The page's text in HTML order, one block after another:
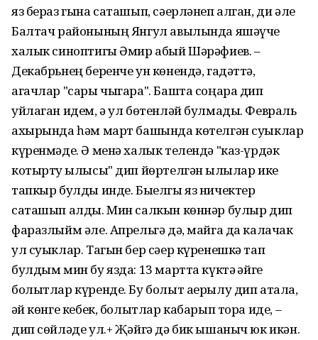
яз бераз гына саташып, сәерләнеп алган, ди әле
Балтач районының Янгул авылында яшәүче
халык синоптигы Әмир абый Шәрәфиев. –
Декабрьнең беренче ун көнендә, гадәттә,
агачлар "сары чыгара". Башта соңара дип
уйлаган идем, ә ул бөтенләй булмады. Февраль
ахырында һәм март башында көтелгән суыклар
күренмәде. Ә менә халык телендә "каз-үрдәк
котырту җылысы" дип йөртелгән җылылар ике
тапкыр булды инде. Быелгы яз ничектер
саташып алды. Мин салкын көннәр булыр дип
фаразлыйм әле. Апрельгә дә, майга да калачак
ул суыклар. Тагын бер сәер күренешкә тап
булдым мин бу язда: 13 мартта күктә җәйге
болытлар күренде. Бу болыт аерылу дип атала,
җәй көнге кебек, болытлар кабарып тора иде, –
дип сөйләде ул.+ Җәйгә дә бик ышаныч юк икән.